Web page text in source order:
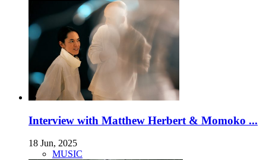
Interview with Matthew Herbert & Momoko ...
18 Jun, 2025
MUSIC